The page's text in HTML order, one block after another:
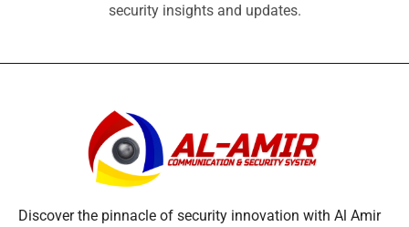
security insights and updates.
Discover the pinnacle of security innovation with Al Amir